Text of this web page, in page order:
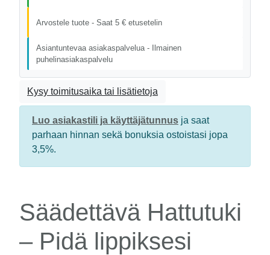
Arvostele tuote - Saat 5 € etusetelin
Asiantuntevaa asiakaspalvelua - Ilmainen
puhelinasiakaspalvelu
Kysy toimitusaika tai lisätietoja
Luo asiakastili ja käyttäjätunnus ja saat
parhaan hinnan sekä bonuksia ostoistasi jopa
3,5%.
Säädettävä Hattutuki
– Pidä lippiksesi